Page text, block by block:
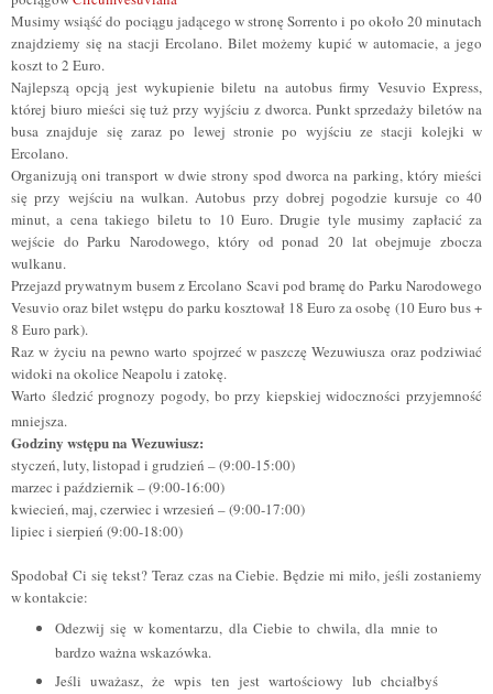
Musimy wsiąść do pociągu jadącego w stronę Sorrento i po około 20 minutach
znajdziemy się na stacji Ercolano. Bilet możemy kupić w automacie, a jego
koszt to 2 Euro.
Najlepszą opcją jest wykupienie biletu na autobus firmy Vesuvio Express,
której biuro mieści się tuż przy wyjściu z dworca. Punkt sprzedaży biletów na
busa znajduje się zaraz po lewej stronie po wyjściu ze stacji kolejki w
Ercolano.
Organizują oni transport w dwie strony spod dworca na parking, który mieści
się przy wejściu na wulkan. Autobus przy dobrej pogodzie kursuje co 40
minut, a cena takiego biletu to 10 Euro. Drugie tyle musimy zapłacić za
wejście do Parku Narodowego, który od ponad 20 lat obejmuje zbocza
wulkanu.
Przejazd prywatnym busem z Ercolano Scavi pod bramę do Parku Narodowego
Vesuvio oraz bilet wstępu do parku kosztował 18 Euro za osobę (10 Euro bus +
8 Euro park).
Raz w życiu na pewno warto spojrzeć w paszczę Wezuwiusza oraz podziwiać
widoki na okolice Neapolu i zatokę.
Warto śledzić prognozy pogody, bo przy kiepskiej widoczności przyjemność
mniejsza.
Godziny wstępu na Wezuwiusz:
styczeń, luty, listopad i grudzień – (9:00-15:00)
marzec i październik – (9:00-16:00)
kwiecień, maj, czerwiec i wrzesień – (9:00-17:00)
lipiec i sierpień (9:00-18:00)
Spodobał Ci się tekst? Teraz czas na Ciebie. Będzie mi miło, jeśli zostaniemy
w kontakcie:
Odezwij się w komentarzu, dla Ciebie to chwila, dla mnie to
bardzo ważna wskazówka.
Jeśli uważasz, że wpis ten jest wartościowy lub chciałbyś